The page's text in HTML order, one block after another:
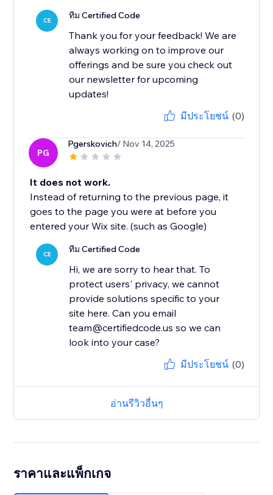
CE ทีม Certified Code
Thank you for your feedback! We are
always working on to improve our
offerings and be sure you check out
our newsletter for upcoming
updates!
มีประโยชน์ (0)
PG
Pgerskovich/ Nov 14, 2025
It does not work.
Instead of returning to the previous page, it
goes to the page you were at before you
entered your Wix site. (such as Google)
CE ทีม Certified Code
Hi, we are sorry to hear that. To
protect users' privacy, we cannot
provide solutions specific to your
site here. Can you email
team@certifiedcode.us so we can
look into your case?
มีประโยชน์ (0)
อ่านรีวิวอื่นๆ
ราคาและแพ็กเกจ